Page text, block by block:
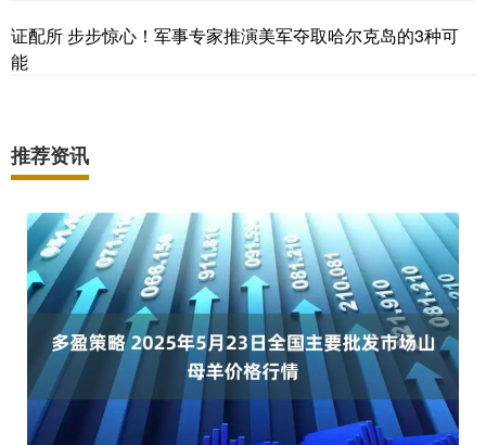
证配所 步步惊心！军事专家推演美军夺取哈尔克岛的3种可
能
推荐资讯